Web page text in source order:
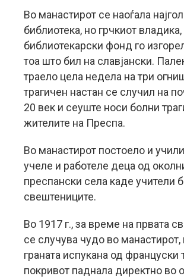
Во манастирот се наоѓала
библиотека, но грчкиот
библиотекарски фонд го
тоа што бил на славјански.
траело цела недела на три
трагичен настан се случил на
20 век и сеуште носи болни
жителите на Преспа.
Во манастирот постоело и
учеле и работеле деца од
преспански села каде учители
свештениците.
Во 1917 г., за време на првата
се случува чудо во манастирот,
граната испукана од француски
покривот паднала директно во